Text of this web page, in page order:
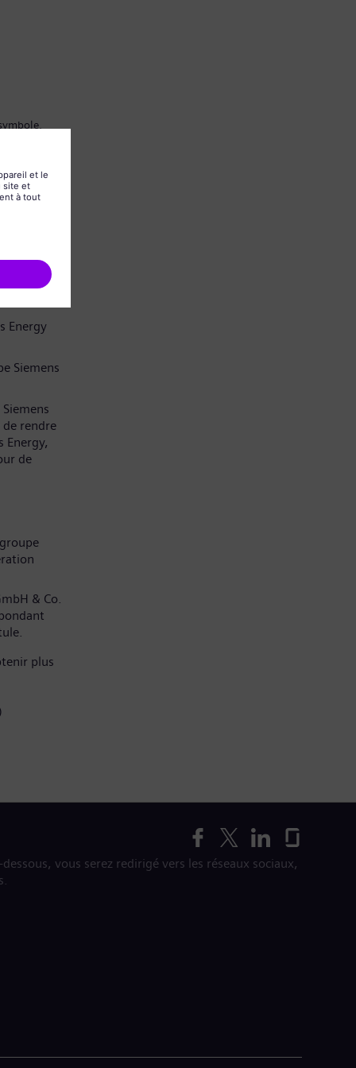
Energy
Siemens
rendre
Energy,
de
& Co.
plus
vous serez redirigé vers les réseaux sociaux,